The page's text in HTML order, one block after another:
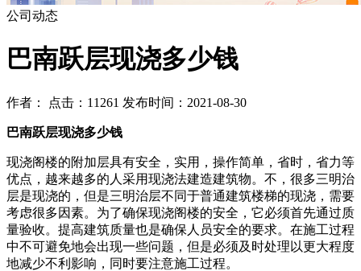
公司动态
巴南跃层现浇多少钱
作者： 点击：11261 发布时间：2021-08-30
巴南跃层现浇多少钱
现浇阁楼的附加层具有安全，实用，操作简单，省时，省力等
优点，越来越多的人采用现浇法建造建筑物。不，很多三明治
层是现浇的，但是三明治层不同于普通建筑楼梯的现浇，需要
考虑很多因素。为了确保现浇阁楼的安全，它必须首先通过质
量验收。提高建筑质量也是确保人员安全的要求。在施工过程
中不可避免地会出现一些问题，但是必须及时处理以更大程度
地减少不利影响，同时要注意施工过程。